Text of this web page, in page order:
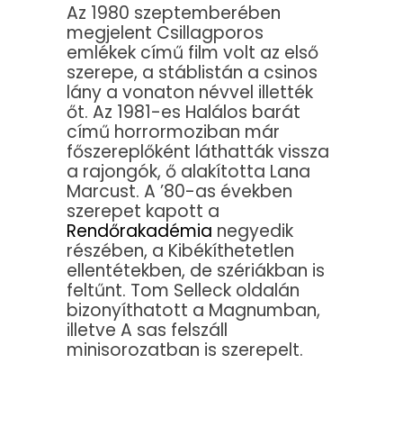
Az 1980 szeptemberében
megjelent Csillagporos
emlékek című film volt az első
szerepe, a stáblistán a csinos
lány a vonaton névvel illették
őt. Az 1981-es Halálos barát
című horrormoziban már
főszereplőként láthatták vissza
a rajongók, ő alakította Lana
Marcust. A ’80-as években
szerepet kapott a
Rendőrakadémia negyedik
részében, a Kibékíthetetlen
ellentétekben, de szériákban is
feltűnt. Tom Selleck oldalán
bizonyíthatott a Magnumban,
illetve A sas felszáll
minisorozatban is szerepelt.